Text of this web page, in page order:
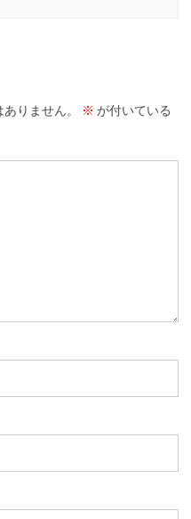
りません。 ※ が付いている